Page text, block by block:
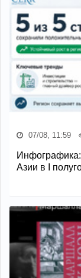
07/08, 11:59
Азии в I